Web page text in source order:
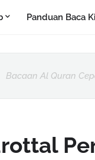
Panduan Baca
Bacaan Al Quran